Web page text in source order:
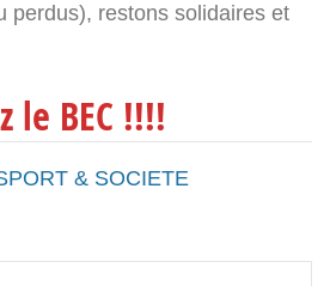
perdus), restons solidaires et
le BEC !!!!
& SOCIETE